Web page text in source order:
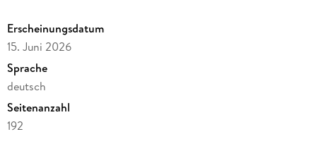
Erscheinungsdatum
15. Juni 2026
Sprache
deutsch
Seitenanzahl
192